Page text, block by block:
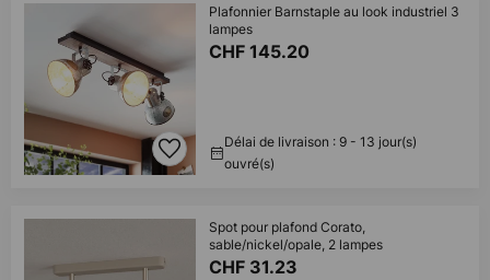
Plafonnier Barnstaple au look industriel 3
lampes
CHF 145.20
Délai de livraison : 9 - 13 jour(s)
ouvré(s)
Spot pour plafond Corato,
sable/nickel/opale, 2 lampes
CHF 31.23